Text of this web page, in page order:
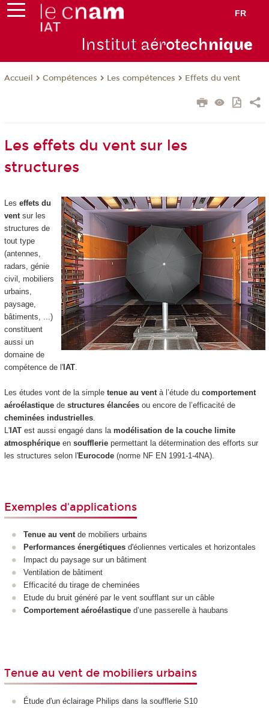
FR
Institut aérotechnique
Accueil Compétences Les compétences Effets du vent
Les effets du vent sur les
structures
Les effets du
ventsur les
structures de
tout type
(antennes,
radars, génie
civil, mobiliers
urbains,
paysage,
bâtiments, ...)
constituent
aussi un
domaine de
compétence de l'IAT.
Les études vont de la simple tenue au ventà l’étude du comportement
aéroélastiquede structures élancéesou encore de l’efficacité de
cheminées industrielles.
L'IATest aussi engagé dans lamodélisation de la couche limite
atmosphériqueen souffleriepermettant la détermination des efforts sur
les structures selon l'Eurocode(norme NF EN 1991-1-4NA).
Exemples d'applications
Tenue au ventde mobiliers urbains
Performances énergétiques d'éoliennes verticales et horizontales
Impact du paysage sur un bâtiment
Ventilation de bâtiment
Efficacité du tirage de cheminées
Etude du bruit généré par le vent soufflant sur un câble
Comportement aéroélastique d’une passerelle à haubans
Tenue au vent de mobiliers urbains
Étude d'un éclairage Philips dans la soufflerie S10